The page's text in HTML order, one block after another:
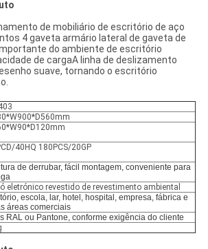
de mobiliário de escritório de aço
4 gaveta armário lateral de gaveta de
do ambiente de escritório
de cargaA linha de deslizamento
suave, tornando o escritório
40HQ 180PCS/20GP
de derrubar, fácil montagem, conveniente para
eletrónico revestido de revestimento ambiental
escola, lar, hotel, hospital, empresa, fábrica e
áreas comerciais
RAL ou Pantone, conforme exigência do cliente